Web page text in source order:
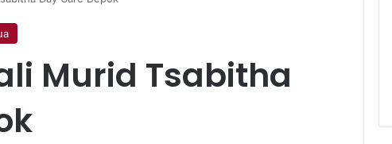
Murid Tsabitha